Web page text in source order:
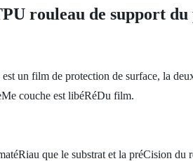
rouleau de support
un film de protection de surface, la
couche est libéRéDu film.
que le substrat et la préCision du